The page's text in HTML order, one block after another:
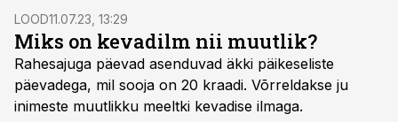
inimtekkelist süsihappegaasi.
LOOD11.07.23, 13:29
Miks on kevadilm nii muutlik?
Rahesajuga päevad asenduvad äkki päikeseliste
päevadega, mil sooja on 20 kraadi. Võrreldakse ju
inimeste muutlikku meeltki kevadise ilmaga.